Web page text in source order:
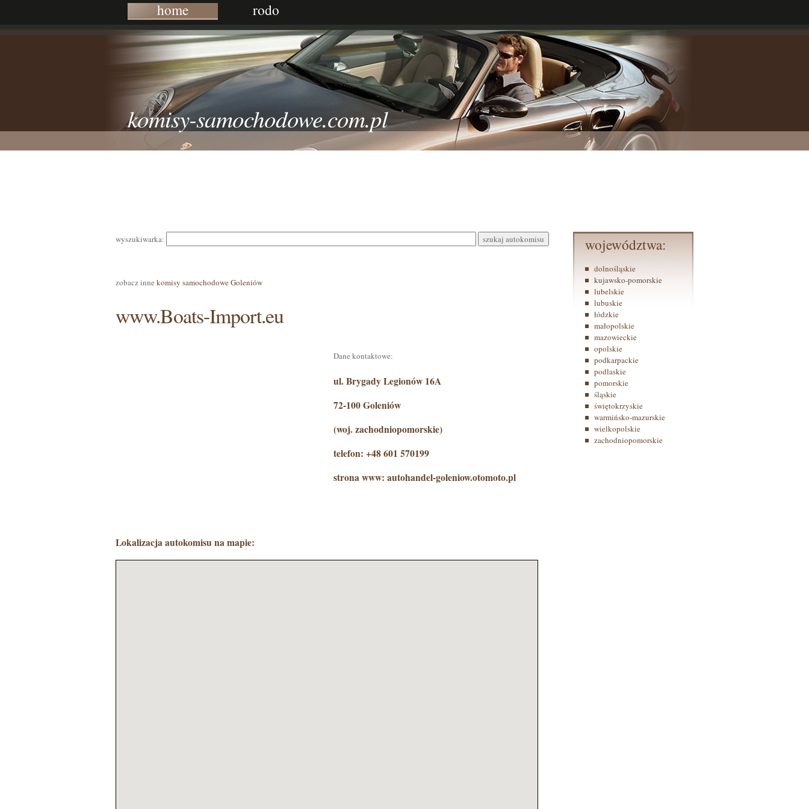
home rodo
komisy-samochodowe.com.pl
wyszukiwarka:
zobacz inne komisy samochodowe Goleniów
www.Boats-Import.eu
Dane kontaktowe:
ul. Brygady Legionów 16A
72-100 Goleniów
(woj. zachodniopomorskie)
telefon: +48 601 570199
strona www: autohandel-goleniow.otomoto.pl
Lokalizacja autokomisu na mapie:
województwa:
dolnośląskie
kujawsko-pomorskie
lubelskie
lubuskie
łódzkie
małopolskie
mazowieckie
opolskie
podkarpackie
podlaskie
pomorskie
śląskie
świętokrzyskie
warmińsko-mazurskie
wielkopolskie
zachodniopomorskie